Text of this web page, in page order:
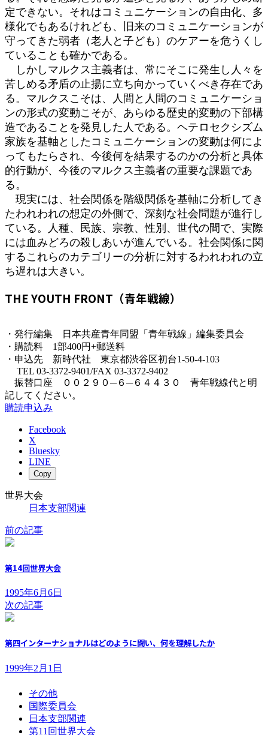
定できない。それはコミュニケーションの自由化、多
様化でもあるけれども、旧来のコミュニケーションが
守ってきた弱者（老人と子ども）のケアーを危うくし
ていることも確かである。
しかしマルクス主義者は、常にそこに発生し人々を
苦しめる矛盾の止揚に立ち向かっていくべき存在であ
る。マルクスこそは、人間と人間のコミュニケーショ
ンの形式の変動こそが、あらゆる歴史的変動の下部構
造であることを発見した人である。ヘテロセクシズム
家族を基軸としたコミュニケーションの変動は何によ
ってもたらされ、今後何を結果するのかの分析と具体
的行動が、今後のマルクス主義者の重要な課題であ
る。
現実には、社会関係を階級関係を基軸に分析してき
たわれわれの想定の外側で、深刻な社会問題が進行し
ている。人種、民族、宗教、性別、世代の間で、実際
には血みどろの殺しあいが進んでいる。社会関係に関
するこれらのカテゴリーの分析に対するわれわれの立
ち遅れは大きい。
THE YOUTH FRONT（青年戦線）
・発行編集 日本共産青年同盟「青年戦線」編集委員会
・購読料 1部400円+郵送料
・申込先 新時代社 東京都渋谷区初台1-50-4-103
TEL 03-3372-9401/FAX 03-3372-9402
振替口座 ００２９０─６─６４４３０ 青年戦線代と明
記してください。
購読申込み
Facebook
X
Bluesky
LINE
Copy
世界大会
日本支部関連
前の記事
第14回世界大会
1995年6月6日
次の記事
第四インターナショナルはどのように闘い、何を理解したか
1999年2月1日
その他
国際委員会
日本支部関連
第11回世界大会